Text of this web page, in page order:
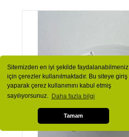
Sitemizden en iyi şekilde faydalanabilmeniz
için çerezler kullanılmaktadır. Bu siteye giriş
yaparak çerez kullanımını kabul etmiş
sayılıyorsunuz. Daha fazla bilgi
Tamam